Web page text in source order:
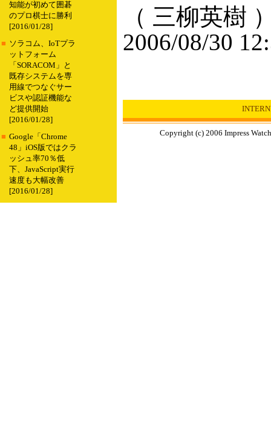
知能が初めて囲碁
のプロ棋士に勝利
[2016/01/28]
■ ソラコム、IoTプラ
ットフォーム
「SORACOM」と
既存システムを専
用線でつなぐサー
ビスや認証機能な
ど提供開始
[2016/01/28]
■ Google「Chrome
48」iOS版ではクラ
ッシュ率70％低
下、JavaScript実行
速度も大幅改善
[2016/01/28]
（ 三柳英樹
2006/08/30
Copyright (c) 2006 Impress